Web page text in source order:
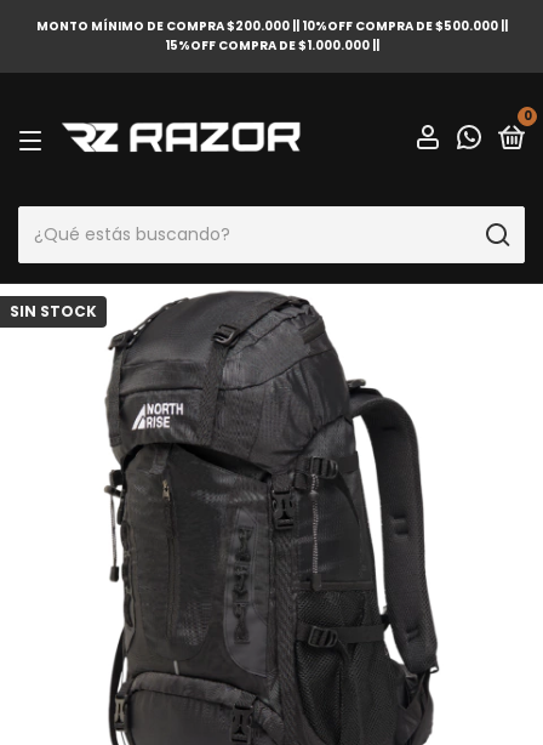
MONTO MÍNIMO DE COMPRA $200.000 || 10%OFF COMPRA DE $500.000 ||
15%OFF COMPRA DE $1.000.000 ||
0
SIN STOCK